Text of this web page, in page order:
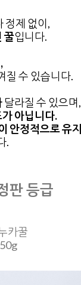
정제 없이,
꿀입니다.
질 수 있습니다.
달라질 수 있으며,
아닙니다.
안정적으로 유지
.
판 등급
카꿀